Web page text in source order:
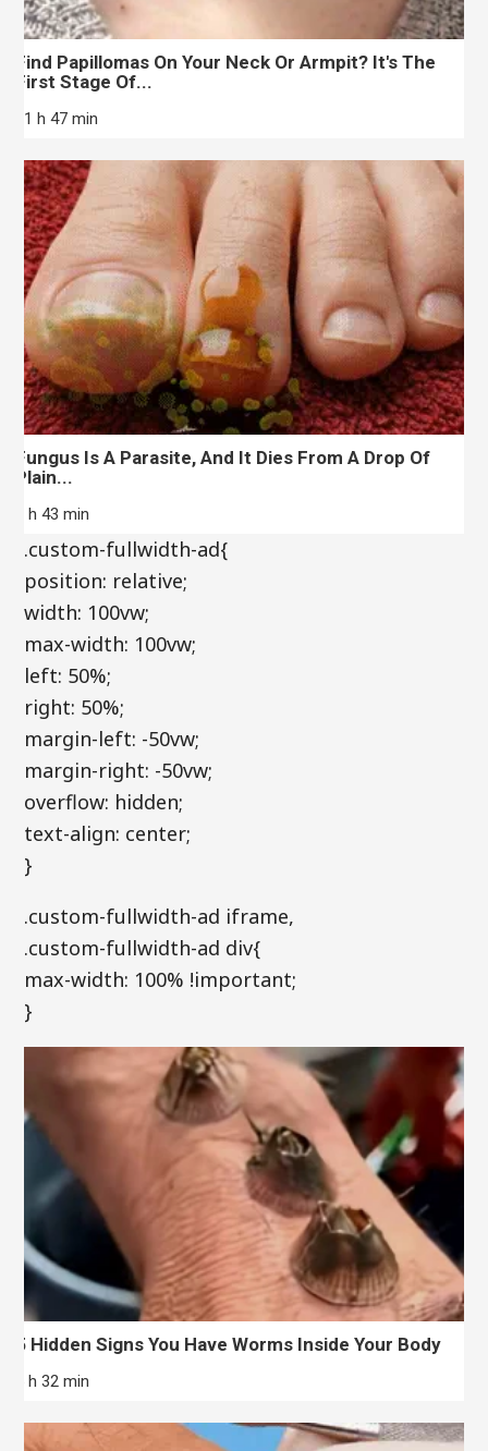
Find Papillomas On Your Neck Or Armpit? It's The
First Stage Of...
11 h 47 min
Fungus Is A Parasite, And It Dies From A Drop Of
Plain...
3 h 43 min
.custom-fullwidth-ad{
position: relative;
width: 100vw;
max-width: 100vw;
left: 50%;
right: 50%;
margin-left: -50vw;
margin-right: -50vw;
overflow: hidden;
text-align: center;
}
.custom-fullwidth-ad iframe,
.custom-fullwidth-ad div{
max-width: 100% !important;
}
5 Hidden Signs You Have Worms Inside Your Body
5 h 32 min